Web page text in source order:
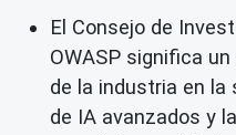
El Consejo de
OWASP significa
de la industria en
de IA avanzados y